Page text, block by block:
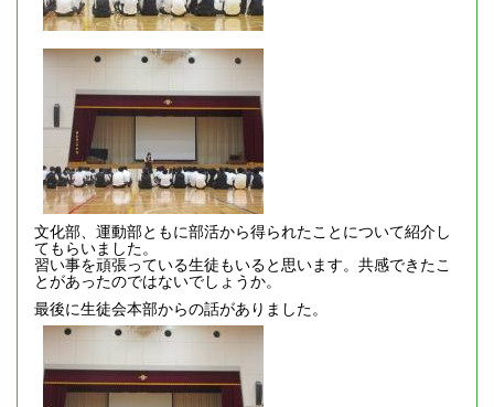
文化部、運動部ともに部活から得られたことについて紹介し
てもらいました。
習い事を頑張っている生徒もいると思います。共感できたこ
とがあったのではないでしょうか。
最後に生徒会本部からの話がありました。